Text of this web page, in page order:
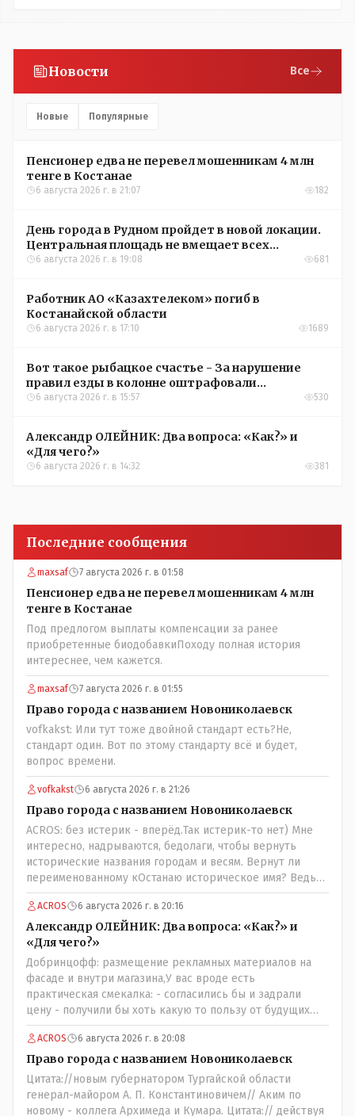
Новости Все
Новые Популярные
Пенсионер едва не перевел мошенникам 4 млн
тенге в Костанае
6 августа 2026 г. в 21:07 182
День города в Рудном пройдет в новой локации.
Центральная площадь не вмещает всех
желающих
6 августа 2026 г. в 19:08 681
Работник АО «Казахтелеком» погиб в
Костанайской области
6 августа 2026 г. в 17:10 1689
Вот такое рыбацкое счастье - За нарушение
правил езды в колонне оштрафовали
участников соревнований в Аркалыке
6 августа 2026 г. в 15:57 530
Александр ОЛЕЙНИК: Два вопроса: «Как?» и
«Для чего?»
6 августа 2026 г. в 14:32 381
Последние сообщения
maxsaf 7 августа 2026 г. в 01:58
Пенсионер едва не перевел мошенникам 4 млн
тенге в Костанае
Под предлогом выплаты компенсации за ранее
приобретенные биодобавкиПоходу полная история
интереснее, чем кажется.
maxsaf 7 августа 2026 г. в 01:55
Право города с названием Новониколаевск
vofkakst: Или тут тоже двойной стандарт есть?Не,
стандарт один. Вот по этому стандарту всё и будет,
вопрос времени.
vofkakst 6 августа 2026 г. в 21:26
Право города с названием Новониколаевск
ACROS: без истерик - вперёд.Так истерик-то нет) Мне
интересно, надрываются, бедолаги, чтобы вернуть
исторические названия городам и весям. Вернут ли
переименованному кОстанаю историческое имя? Ведь
для этого же эти она.. ономасты существуют)) Или тут
тоже двойной стандарт есть?
ACROS 6 августа 2026 г. в 20:16
Александр ОЛЕЙНИК: Два вопроса: «Как?» и
«Для чего?»
Добринцофф: размещение рекламных материалов на
фасаде и внутри магазина,У вас вроде есть
практическая смекалка: - согласились бы и задрали
цену - получили бы хоть какую то пользу от будущих
депутатов, как говориться- с паршивой овцы хоть
шерсти клок, тем более эта тётенька платила бы не со
своего кармана, а с халявных, партийных денег.- думаю
сильно не торговалась бы.
ACROS 6 августа 2026 г. в 20:08
Право города с названием Новониколаевск
Цитата://новым губернатором Тургайской области
генерал-майором А. П. Константиновичем// Аким по
новому - коллега Архимеда и Кумара. Цитата:// действуя